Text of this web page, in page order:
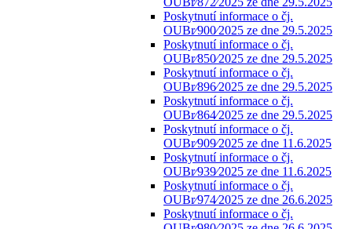
Poskytnutí informace o čj.
OUBr⁄900⁄2025 ze dne 29.5.2025
Poskytnutí informace o čj.
OUBr⁄850⁄2025 ze dne 29.5.2025
Poskytnutí informace o čj.
OUBr⁄896⁄2025 ze dne 29.5.2025
Poskytnutí informace o čj.
OUBr⁄864⁄2025 ze dne 29.5.2025
Poskytnutí informace o čj.
OUBr⁄909⁄2025 ze dne 11.6.2025
Poskytnutí informace o čj.
OUBr⁄939⁄2025 ze dne 11.6.2025
Poskytnutí informace o čj.
OUBr⁄974⁄2025 ze dne 26.6.2025
Poskytnutí informace o čj.